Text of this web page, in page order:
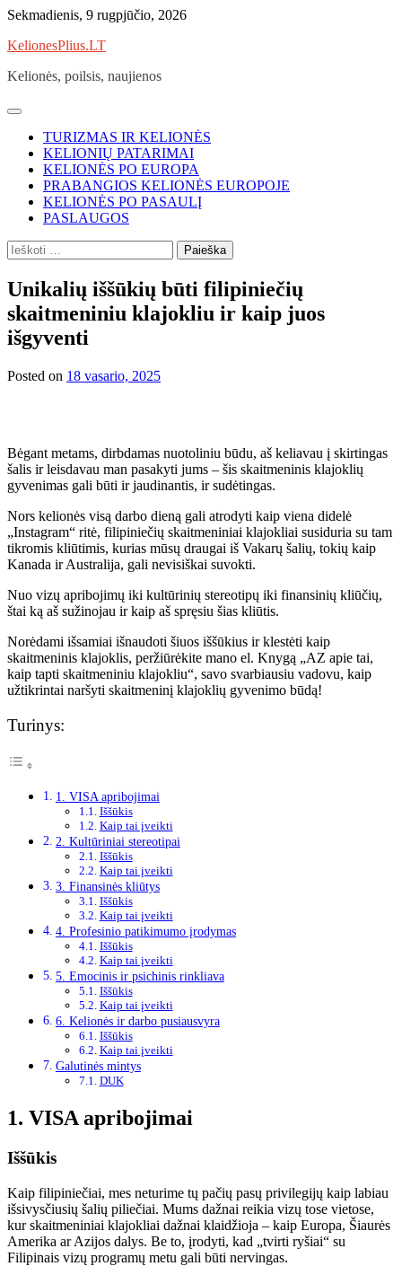
Skip
content
Sekmadienis, 9 rugpjūčio, 2026
KelionesPlius.LT
Kelionės, poilsis, naujienos
TURIZMAS IR KELIONĖS
KELIONIŲ PATARIMAI
KELIONĖS PO EUROPA
PRABANGIOS KELIONĖS EUROPOJE
KELIONĖS PO PASAULĮ
PASLAUGOS
Ieškoti:
Unikalių iššūkių būti filipiniečių
skaitmeniniu klajokliu ir kaip juos
išgyventi
Posted on 18 vasario, 2025
Bėgant metams, dirbdamas nuotoliniu būdu, aš keliavau į skirtingas
šalis ir leisdavau man pasakyti jums – šis skaitmeninis klajoklių
gyvenimas gali būti ir jaudinantis, ir sudėtingas.
Nors kelionės visą darbo dieną gali atrodyti kaip viena didelė
„Instagram“ ritė, filipiniečių skaitmeniniai klajokliai susiduria su tam
tikromis kliūtimis, kurias mūsų draugai iš Vakarų šalių, tokių kaip
Kanada ir Australija, gali nevisiškai suvokti.
Nuo vizų apribojimų iki kultūrinių stereotipų iki finansinių kliūčių,
štai ką aš sužinojau ir kaip aš spręsiu šias kliūtis.
Norėdami išsamiai išnaudoti šiuos iššūkius ir klestėti kaip
skaitmeninis klajoklis, peržiūrėkite mano el. Knygą „AZ apie tai,
kaip tapti skaitmeniniu klajokliu“, savo svarbiausiu vadovu, kaip
užtikrintai naršyti skaitmeninį klajoklių gyvenimo būdą!
Turinys:
1. VISA apribojimai
Iššūkis
Kaip tai įveikti
2. Kultūriniai stereotipai
Iššūkis
Kaip tai įveikti
3. Finansinės kliūtys
Iššūkis
Kaip tai įveikti
4. Profesinio patikimumo įrodymas
Iššūkis
Kaip tai įveikti
5. Emocinis ir psichinis rinkliava
Iššūkis
Kaip tai įveikti
6. Kelionės ir darbo pusiausvyra
Iššūkis
Kaip tai įveikti
Galutinės mintys
DUK
1. VISA apribojimai
Iššūkis
Kaip filipiniečiai, mes neturime tų pačių pasų privilegijų kaip labiau
išsivysčiusių šalių piliečiai. Mums dažnai reikia vizų tose vietose,
kur skaitmeniniai klajokliai dažnai klaidžioja – kaip Europa, Šiaurės
Amerika ar Azijos dalys. Be to, įrodyti, kad „tvirti ryšiai“ su
Filipinais vizų programų metu gali būti nervingas.